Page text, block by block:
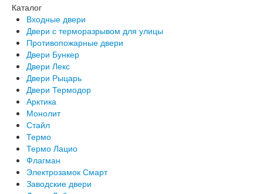
Каталог
Входные двери
Двери с терморазрывом для улицы
Противопожарные двери
Двери Бункер
Двери Лекс
Двери Рыцарь
Двери Термодор
Арктика
Монолит
Стайл
Термо
Термо Лацио
Флагман
Электрозамок Смарт
Заводские двери